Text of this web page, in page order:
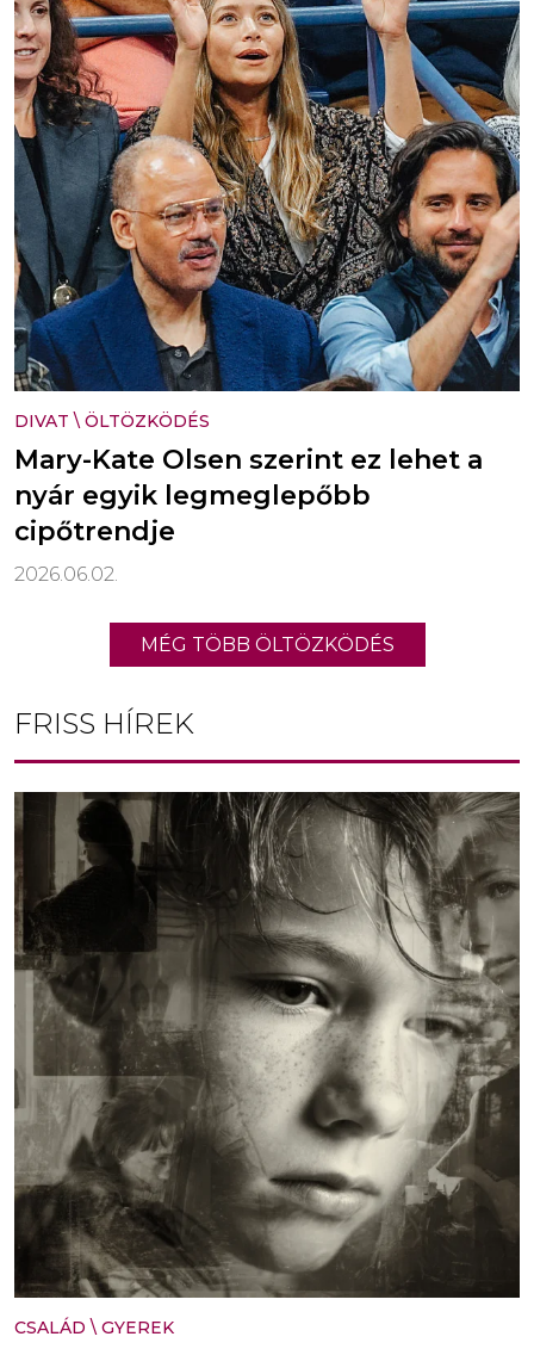
DIVAT \ ÖLTÖZKÖDÉS
Mary-Kate Olsen szerint ez lehet a
nyár egyik legmeglepőbb
cipőtrendje
2026.06.02.
MÉG TÖBB ÖLTÖZKÖDÉS
FRISS HÍREK
CSALÁD \ GYEREK